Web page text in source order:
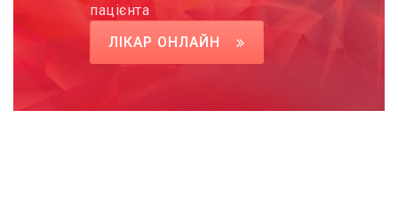
пацієнта
ЛІКАР ОНЛАЙН